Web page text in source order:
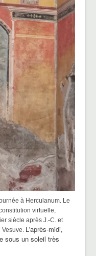
à Herculanum. Le
virtuelle,
siècle après J.-C. et
Vesuve. L'après-midi,
sous un soleil très